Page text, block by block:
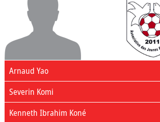
Arnaud Yao
Severin Komi
Kenneth Ibrahim Koné